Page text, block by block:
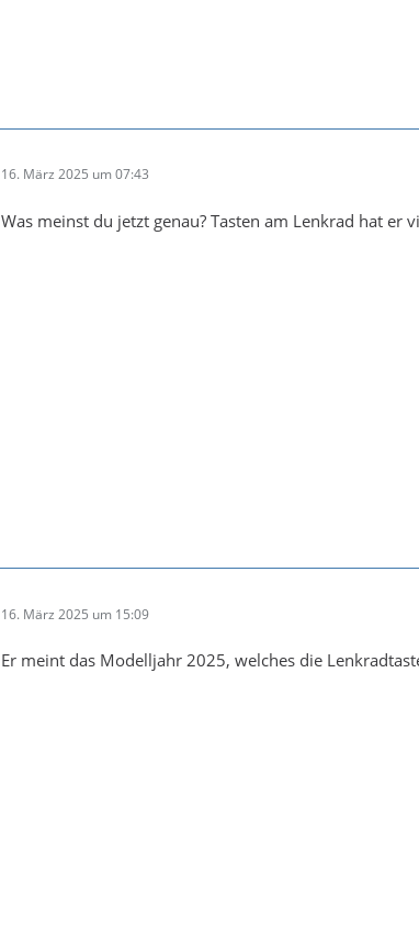
16. März 2025 um 07:43
Was meinst du jetzt genau? Tasten am Lenkrad hat
16. März 2025 um 15:09
Er meint das Modelljahr 2025, welches die